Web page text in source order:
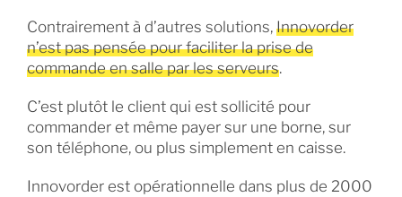
Contrairement à d’autres solutions, Innovorder
n’est pas pensée pour faciliter la prise de
commande en salle par les serveurs.
C’est plutôt le client qui est sollicité pour
commander et même payer sur une borne, sur
son téléphone, ou plus simplement en caisse.
Innovorder est opérationnelle dans plus de 2000